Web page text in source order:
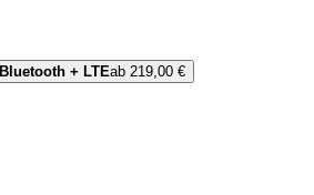
Bluetooth + LTEab 219,00 €